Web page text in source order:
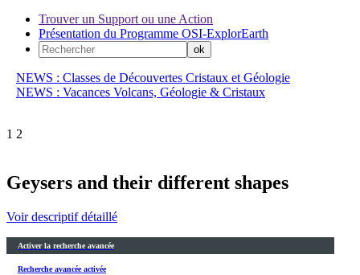
Trouver un Support ou une Action
Présentation du Programme OSI-ExplorEarth
NEWS : Classes de Découvertes Cristaux et Géologie
NEWS : Vacances Volcans, Géologie & Cristaux
1 2
Geysers and their different shapes
Voir descriptif détaillé
Activer la recherche avancée
Recherche avancée activée